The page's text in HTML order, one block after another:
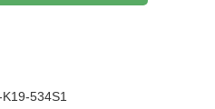
534S1